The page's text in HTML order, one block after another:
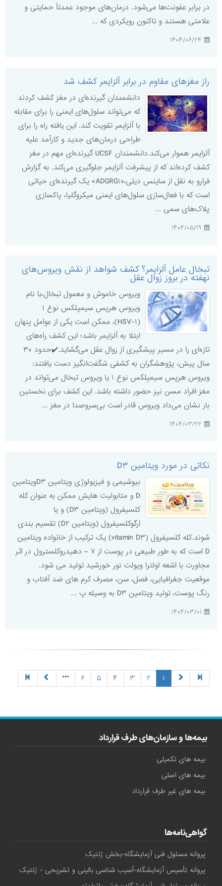
در برابر عفونت‌ها می‌شود. درمان‌های موجود عمدتاً حمایتی و
علامتی هستند و تاکنون رویکردی که ...
راز مغزهای مقاوم در برابر آلزایمر کشف شد
دانشمندان گیرنده‌ای در مغز کشف کردند
که می‌تواند سلول‌های ایمنی را برای مقابله
با آلزایمر تقویت کند. این یافته راه را برای
طراحی درمان‌های جدید و کارآمد علیه
آلزایمر هموار می‌کند.دانشمندان UCSF گیرنده‌ای مهم در مغز
کشف کرده‌اند که از پیشرفت آلزایمر جلوگیری می‌کند. به گزارش
فرارو به نقل از ساینس دیلی،«ADGRG۱» یک گیرنده‌ای حیاتی
است که با فعال‌سازی سلول‌های ایمنی میکروگلیا، پاکسازی
پلاک‌های سمی ...
تبخال عامل آلزایمر؟ کشف شواهد از نقش ویروس‌های
نهفته در بروز زوال عقل
ویروس خاموش و معمول تبخال،با نام
ویروس هرپس سیمپلکس نوع ۱
(HSV-۱)، ممکن است یکی از عوامل پنهان
ابتلا به آلزایمر باشد؛ این کشف راه‌های
تازه‌ای را در مسیر پیشگیری از زوال عقل می‌گشاید.✔️حدود ۳۰
سال پیش، پژوهشگران به کشفی شگفت‌انگیز دست یافتند:
ویروس هرپس سیمپلکس نوع ۱ یا ویروس تبخال می‌تواند در
مغز افراد مسن نیز حضور داشته باشد. این کشف برای نخستین
بار نشان می‌داد ویروس قادر است بی‌سروصدا در مغز ...
نکاتی در مورد ویتامین D۳
بیوشیمی و فیزیولوژی ویتامین D۳ویتامین
D و متابولیت هایش ممکن به عنوان کله
کلسیفرول (ویتامین D۳) و یا
ارگوکلسیفرول (ویتامین D۲) تقسیم بندی
شوند.کله کلسیفرول (vitamin D۳) یک ترکیب از خانواده ویتامین
D است که به طور طبیعی در پوست از ۷ – دهیدروکلسترول در اثر
مجاورت با اشعه اولترا ویولت نور خورشید تولید می شود.
موقعیت جغرافیایی، فصل، سن، مصرف کرم های ضد آفتاب و
رنگ پوست، تولید ویتامین D۳ به وسیله پ ...
۱ ۲ ۳ ۴ ۵ ۶
بیمه‌ها و سازمان‌های طرف قرارداد
بیمه های تکمیلی
بیمه های اصلی
بیمه های غیر طرف قرارداد
گواهی‌نامه‌ها
پروانه مسئول فنی آزمایشگاه-بخش ژنتیک
پروانه تأسیس آزمایشگاه-آسیب شناسی بالینی و تشریحی - ژنتیک